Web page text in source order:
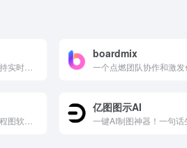
boardmix
亿图图示AI